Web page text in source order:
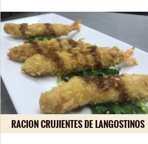
RACION CRUJIENTES DE LANGOSTINOS